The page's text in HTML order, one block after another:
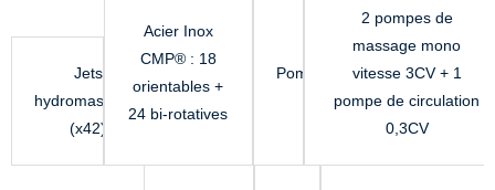
Jets
hydromassants
(x42)
Acier Inox
CMP® : 18
orientables +
24 bi-rotatives
Pompes
2 pompes de
massage mono
vitesse 3CV + 1
pompe de circulation
0,3CV